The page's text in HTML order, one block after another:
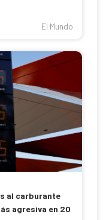
El Mundo
al carburante
agresiva en 20